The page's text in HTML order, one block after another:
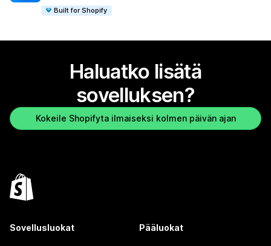
Built for Shopify
Haluatko lisätä
sovelluksen?
Kokeile Shopifyta ilmaiseksi kolmen päivän ajan
Sovellusluokat Pääluokat